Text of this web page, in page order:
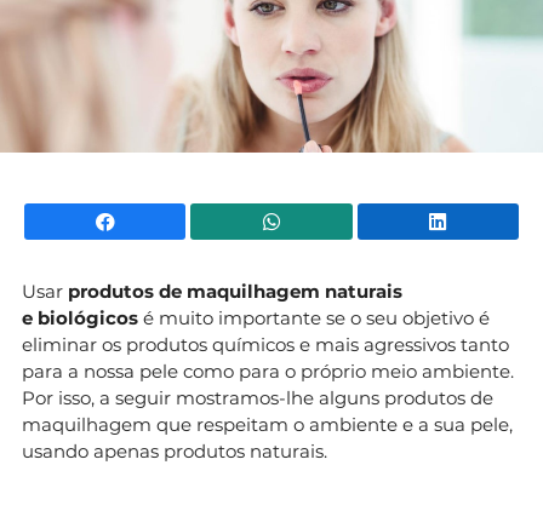
Facebook WhatsApp
Usar produtos de maquilhagem naturais
e biológicos é muito importante se o seu objetivo é
eliminar os produtos químicos e mais agressivos tanto
para a nossa pele como para o próprio meio ambiente.
Por isso, a seguir mostramos-lhe alguns produtos de
maquilhagem que respeitam o ambiente e a sua pele,
usando apenas produtos naturais.